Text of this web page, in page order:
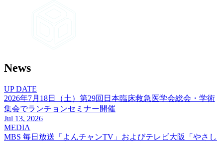
News
UP DATE
2026年7月18日
（土） 第29回日本臨床救急医学会総会・学術
集会でランチョンセミナー開催
Jul 13, 2026
MEDIA
MBS 毎日 放送 「よんチャンTV」 およびテレビ大阪
「やさし